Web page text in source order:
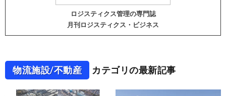
ロジスティクス管理の専門誌
月刊ロジスティクス・ビジネス
物流施設/不動産 カテゴリの最新記事